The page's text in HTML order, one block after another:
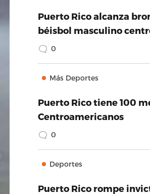
Puerto Rico alcanza
béisbol masculino
0
Más Deportes
Puerto Rico tiene 100
Centroamericanos
0
Deportes
Puerto Rico rompe